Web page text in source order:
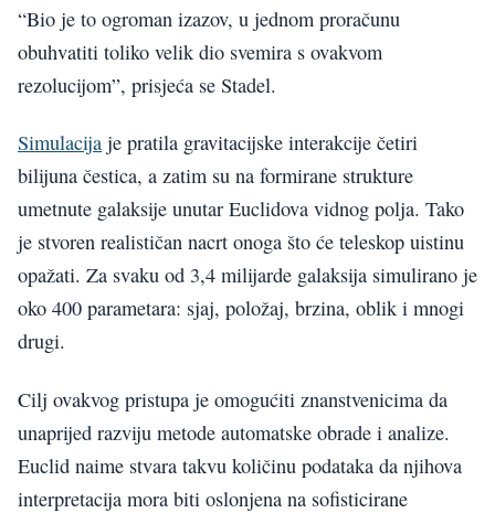
“Bio je to ogroman izazov, u jednom proračunu
obuhvatiti toliko velik dio svemira s ovakvom
rezolucijom”, prisjeća se Stadel.
Simulacija je pratila gravitacijske interakcije četiri
bilijuna čestica, a zatim su na formirane strukture
umetnute galaksije unutar Euclidova vidnog polja. Tako
je stvoren realističan nacrt onoga što će teleskop uistinu
opažati. Za svaku od 3,4 milijarde galaksija simulirano je
oko 400 parametara: sjaj, položaj, brzina, oblik i mnogi
drugi.
Cilj ovakvog pristupa je omogućiti znanstvenicima da
unaprijed razviju metode automatske obrade i analize.
Euclid naime stvara takvu količinu podataka da njihova
interpretacija mora biti oslonjena na sofisticirane